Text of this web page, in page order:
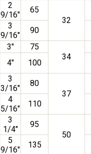
2
9/16″
65
32
3
9/16″
90
3″
75
34
4″ 100
3
3/16″
80
37
4
5/16″
110
3
1/4″
95
50
5
9/16″
135